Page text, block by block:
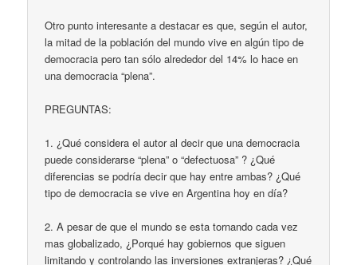
Otro punto interesante a destacar es que, según el autor,
la mitad de la población del mundo vive en algún tipo de
democracia pero tan sólo alrededor del 14% lo hace en
una democracia “plena”.
PREGUNTAS:
1. ¿Qué considera el autor al decir que una democracia
puede considerarse “plena” o “defectuosa” ? ¿Qué
diferencias se podría decir que hay entre ambas? ¿Qué
tipo de democracia se vive en Argentina hoy en día?
2. A pesar de que el mundo se esta tornando cada vez
mas globalizado, ¿Porqué hay gobiernos que siguen
limitando y controlando las inversiones extranjeras? ¿Qué